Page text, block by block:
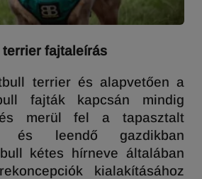
fajtaleírás
terrier és alapvetően a
fajták kapcsán mindig
merül fel a tapasztalt
és leendő gazdikban
kétes hírneve általában
kialakításához